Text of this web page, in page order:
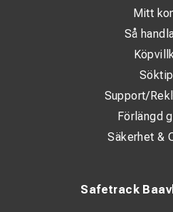
Safetrack
Mitt
Så
Support/
Förlängd
Säkerhet &